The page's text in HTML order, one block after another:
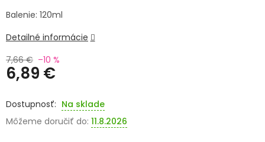
SENIORI
ZNAČKY
Prihlásenie
7,66 € –10 %
6,89 €
cena:
Na sklade
Môžeme doručiť do: 11.8.2026
Balenie: 120ml
Detailné informácie